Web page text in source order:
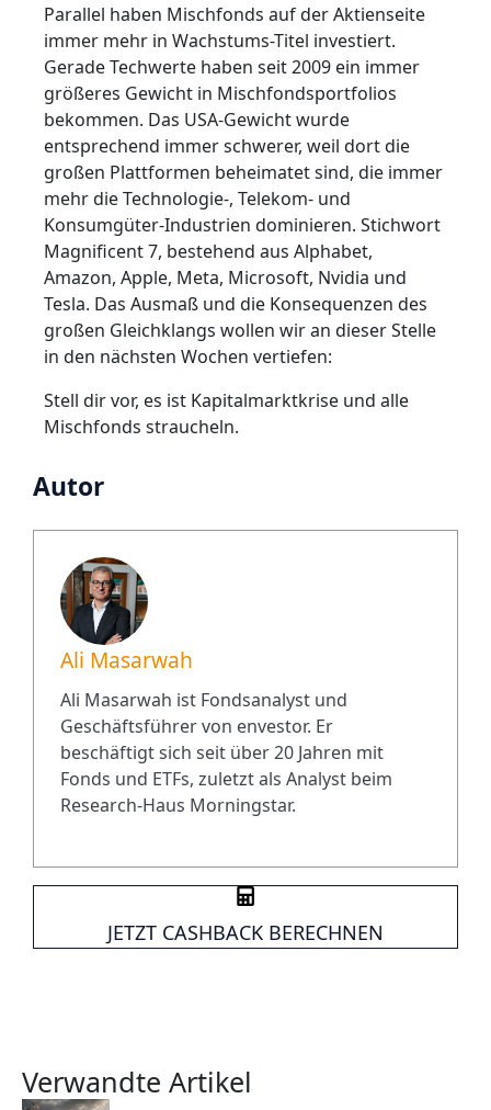
Parallel haben Mischfonds auf der Aktienseite
immer mehr in Wachstums-Titel investiert.
Gerade Techwerte haben seit 2009 ein immer
größeres Gewicht in Mischfondsportfolios
bekommen. Das USA-Gewicht wurde
entsprechend immer schwerer, weil dort die
großen Plattformen beheimatet sind, die immer
mehr die Technologie-, Telekom- und
Konsumgüter-Industrien dominieren. Stichwort
Magnificent 7, bestehend aus Alphabet,
Amazon, Apple, Meta, Microsoft, Nvidia und
Tesla. Das Ausmaß und die Konsequenzen des
großen Gleichklangs wollen wir an dieser Stelle
in den nächsten Wochen vertiefen:
Stell dir vor, es ist Kapitalmarktkrise und alle
Mischfonds straucheln.
Autor
Ali Masarwah
Ali Masarwah ist Fondsanalyst und
Geschäftsführer von envestor. Er
beschäftigt sich seit über 20 Jahren mit
Fonds und ETFs, zuletzt als Analyst beim
Research-Haus Morningstar.
JETZT CASHBACK BERECHNEN
Verwandte Artikel